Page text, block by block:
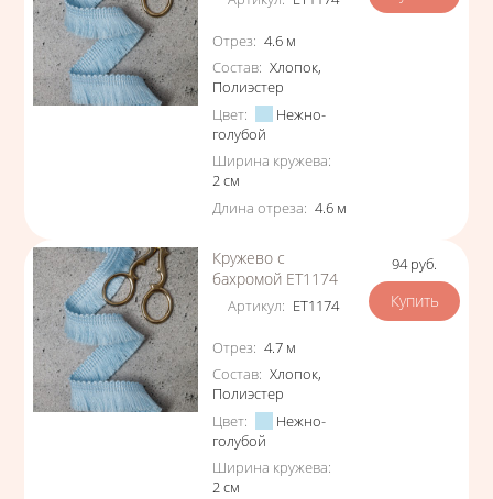
Характеристики
Отрез: 4.6 м
Состав: Хлопок,
Полиэстер
Цвет:
Нежно-
голубой
Ширина кружева:
2см
Длина отреза: 4.6 м
Кружево с
бахромой ЕТ1174
Артикул: ЕТ1174
Характеристики
Отрез: 4.7 м
Состав: Хлопок,
Полиэстер
Цвет:
Нежно-
голубой
Ширина кружева:
2см
Цена
94руб.